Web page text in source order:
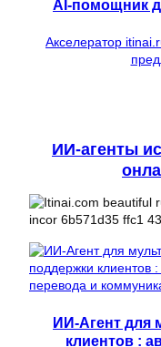
AI-помощник
Акселератор
ИИ-агенты
ИИ-Агент для
клиентов :